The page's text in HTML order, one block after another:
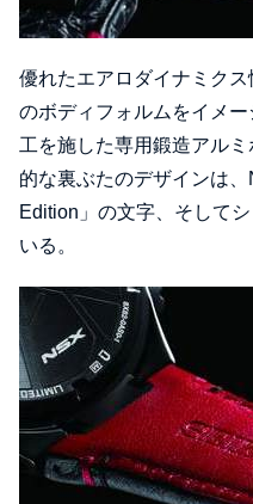
優れたエアロダイナミク
のボディフォルムをイメ
工を施した専用鍛造アル
的な裏ぶたのデザインは
Edition」の文字、そして
いる。